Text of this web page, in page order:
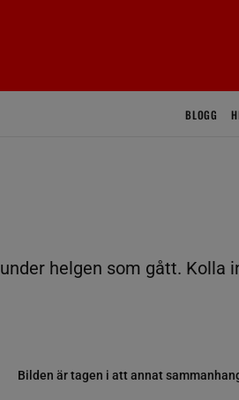
BLOGG
helgen som gått. Kolla
Bilden är tagen i att annat